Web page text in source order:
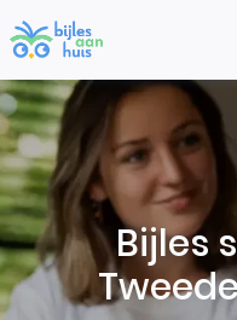
Bijles